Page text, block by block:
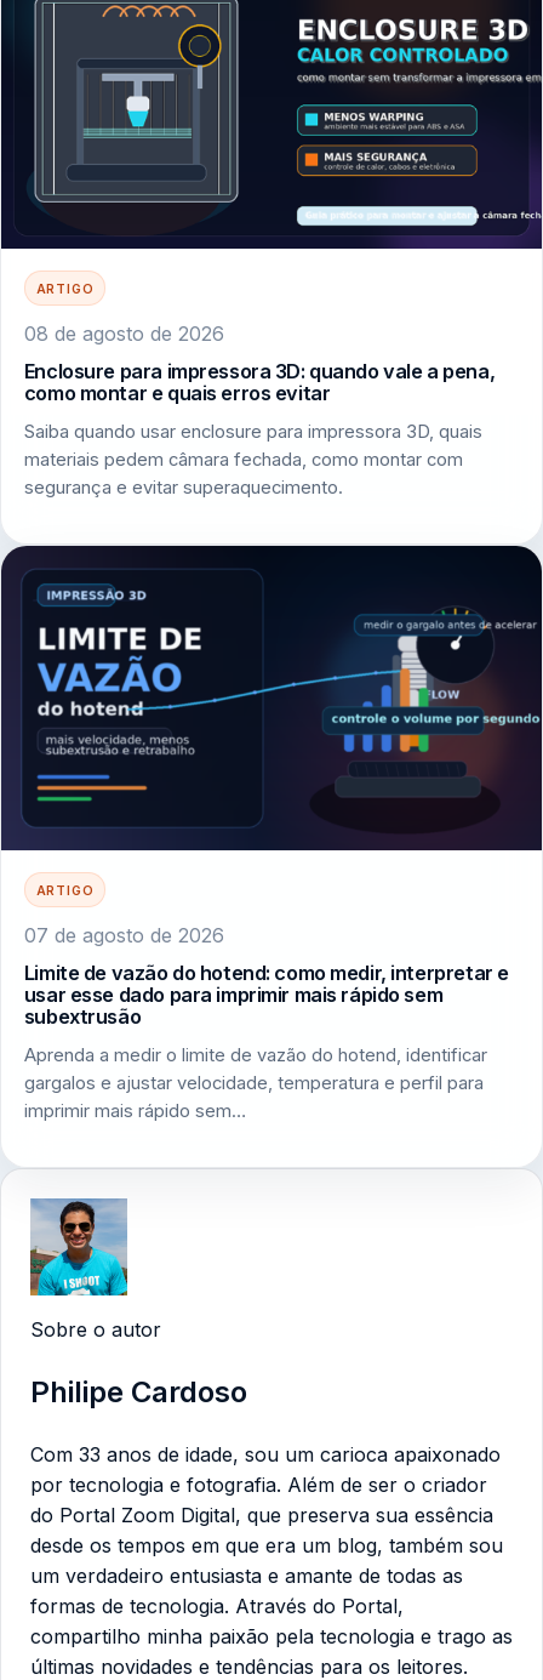
ARTIGO
08 de agosto de 2026
Enclosure para impressora 3D: quando vale a pena,
como montar e quais erros evitar
Saiba quando usar enclosure para impressora 3D, quais
materiais pedem câmara fechada, como montar com
segurança e evitar superaquecimento.
ARTIGO
07 de agosto de 2026
Limite de vazão do hotend: como medir, interpretar e
usar esse dado para imprimir mais rápido sem
subextrusão
Aprenda a medir o limite de vazão do hotend, identificar
gargalos e ajustar velocidade, temperatura e perfil para
imprimir mais rápido sem…
Sobre o autor
Philipe Cardoso
Com 33 anos de idade, sou um carioca apaixonado
por tecnologia e fotografia. Além de ser o criador
do Portal Zoom Digital, que preserva sua essência
desde os tempos em que era um blog, também sou
um verdadeiro entusiasta e amante de todas as
formas de tecnologia. Através do Portal,
compartilho minha paixão pela tecnologia e trago as
últimas novidades e tendências para os leitores.